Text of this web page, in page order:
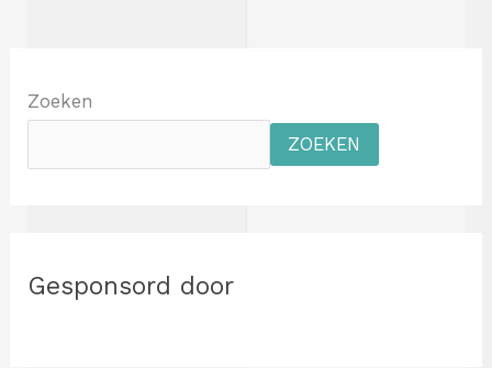
Zoeken
ZOEKEN
Gesponsord door
a
e
r